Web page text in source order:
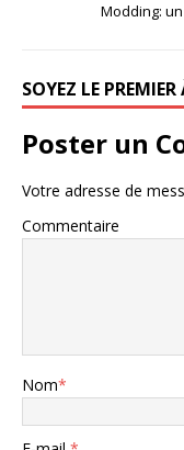
Modding:
SOYEZ LE
Poster un
Votre adresse de
Commentaire
Nom*